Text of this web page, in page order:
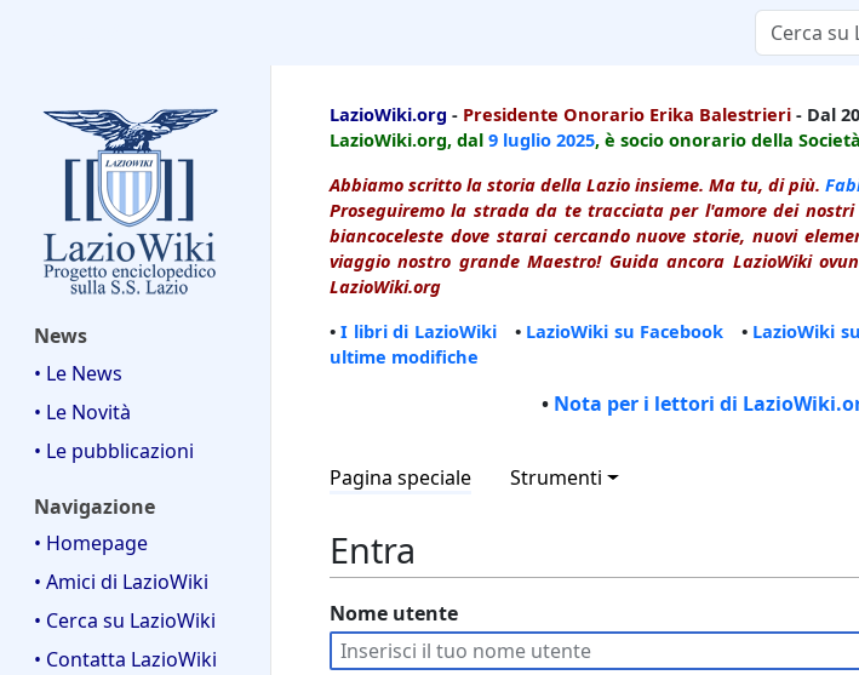
News
• Le News
• Le Novità
• Le pubblicazioni
Navigazione
• Homepage
• Amici di LazioWiki
• Cerca su LazioWiki
• Contatta LazioWiki
LazioWiki.org - Presidente Onorario Erika Balestrieri - Dal
LazioWiki.org, dal 9 luglio 2025, è socio onorario della
Abbiamo scritto la storia della Lazio insieme. Ma tu, di più.
Proseguiremo la strada da te tracciata per l'amore dei
biancoceleste dove starai cercando nuove storie, nuovi
viaggio nostro grande Maestro! Guida ancora LazioWiki
LazioWiki.org
•I libri di LazioWiki• LazioWiki su Facebook • LazioWiki
ultime modifiche
• Nota per i lettori di
Pagina speciale Strumenti
Entra
Nome utente